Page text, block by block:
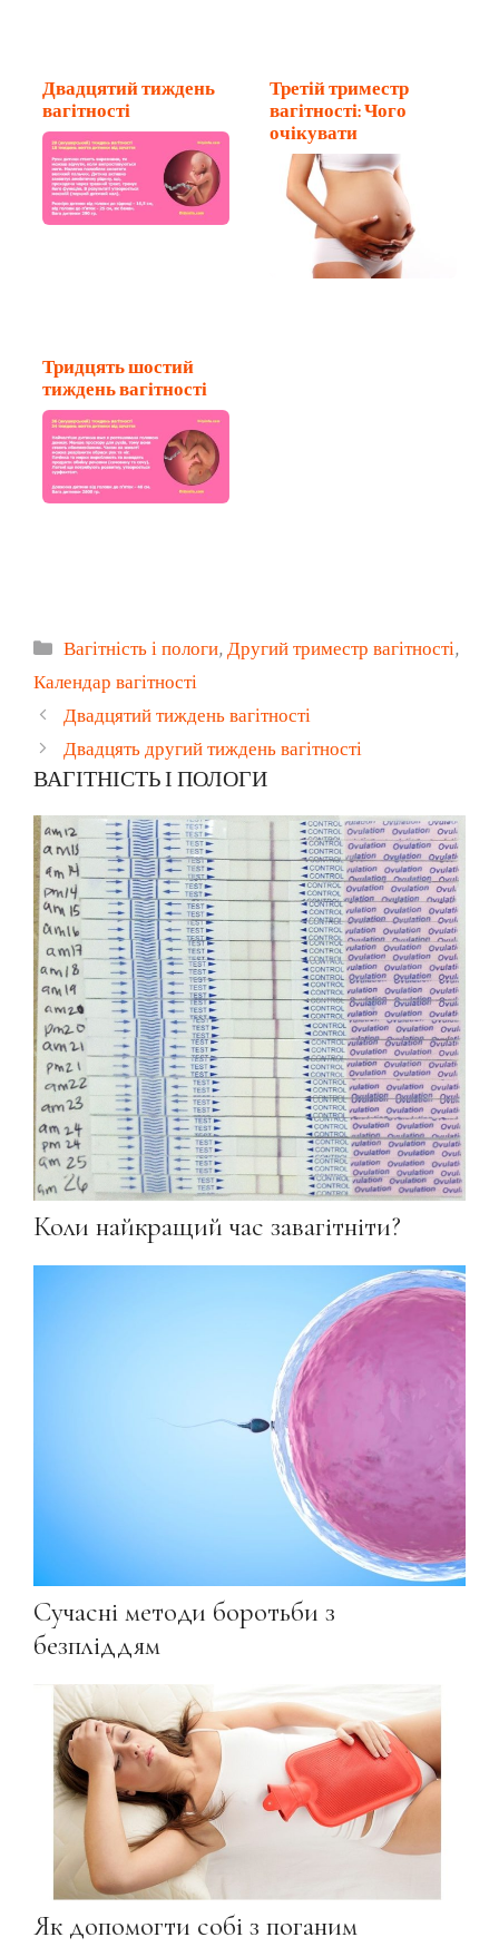
Двадцятий тиждень
вагітності
Третій триместр
вагітності: Чого
очікувати
Тридцять шостий
тиждень вагітності
Категорії
Вагітність і пологи,Другий триместр вагітності,
Календар вагітності
Двадцятий тиждень вагітності
Двадцять другий тиждень вагітності
ВАГІТНІСТЬ І ПОЛОГИ
Коли найкращий час завагітніти?
Сучасні методи боротьби з
безпліддям
Як допомогти собі з поганим